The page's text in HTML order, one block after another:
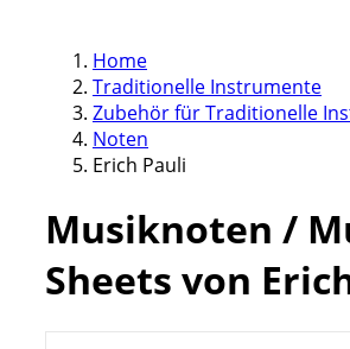
Home
Traditionelle Instrumente
Zubehör für Traditionelle
Noten
Erich Pauli
Musiknoten /
Sheets von